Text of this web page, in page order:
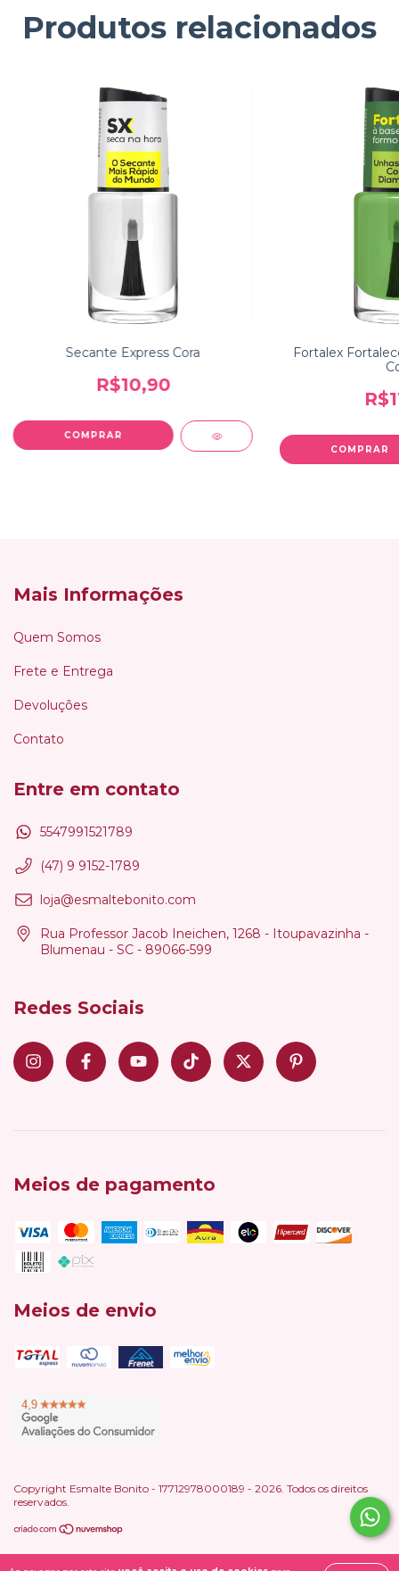
Produtos relacionados
Secante Express Cora
R$10,90
Fortalex
Mais Informações
Quem Somos
Frete e Entrega
Devoluções
Contato
Entre em contato
5547991521789
(47) 9 9152-1789
loja@esmaltebonito.com
Rua Professor Jacob Ineichen, 1268 - Itoupavazinha -
Blumenau - SC - 89066-599
Redes Sociais
Meios de pagamento
Meios de envio
Copyright Esmalte Bonito - 17712978000189 - 2026. Todos os direitos
reservados.